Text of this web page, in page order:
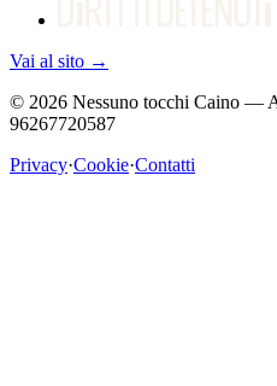
Vai al sito →
© 2026 Nessuno tocchi Caino —
96267720587
Privacy·Cookie·Contatti